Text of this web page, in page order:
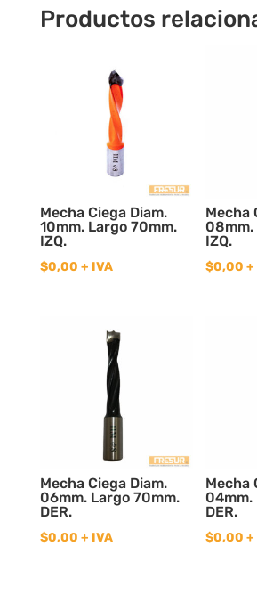
Productos
Mecha Ciega Diam.
10mm. Largo 70mm.
IZQ.
$0,00 + IVA
Mecha
08mm.
IZQ.
$0,00 +
Mecha Ciega Diam.
06mm. Largo 70mm.
DER.
$0,00 + IVA
Mecha
04mm.
DER.
$0,00 +